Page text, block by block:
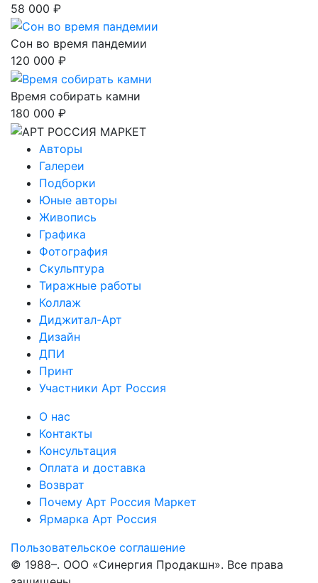
58 000 ₽
Сон во время пандемии
120 000 ₽
Время собирать камни
180 000 ₽
Авторы
Галереи
Подборки
Юные авторы
Живопись
Графика
Фотография
Скульптура
Тиражные работы
Коллаж
Диджитал-Арт
Дизайн
ДПИ
Принт
Участники Арт Россия
О нас
Контакты
Консультация
Оплата и доставка
Возврат
Почему Арт Россия Маркет
Ярмарка Арт Россия
Пользовательское соглашение
© 1988–. ООО «Синергия Продакшн». Все права